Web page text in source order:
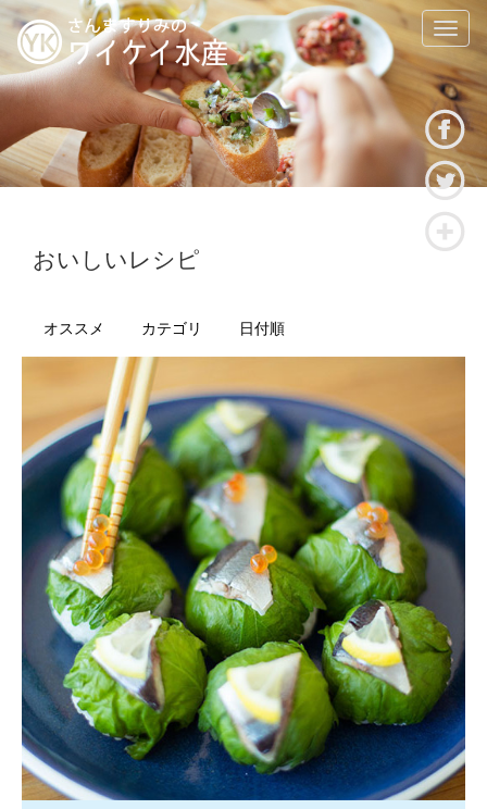
T
o
g
g
l
e
n
a
v
i
g
n
おいしいレシピ
オススメ カテゴリ 日付順